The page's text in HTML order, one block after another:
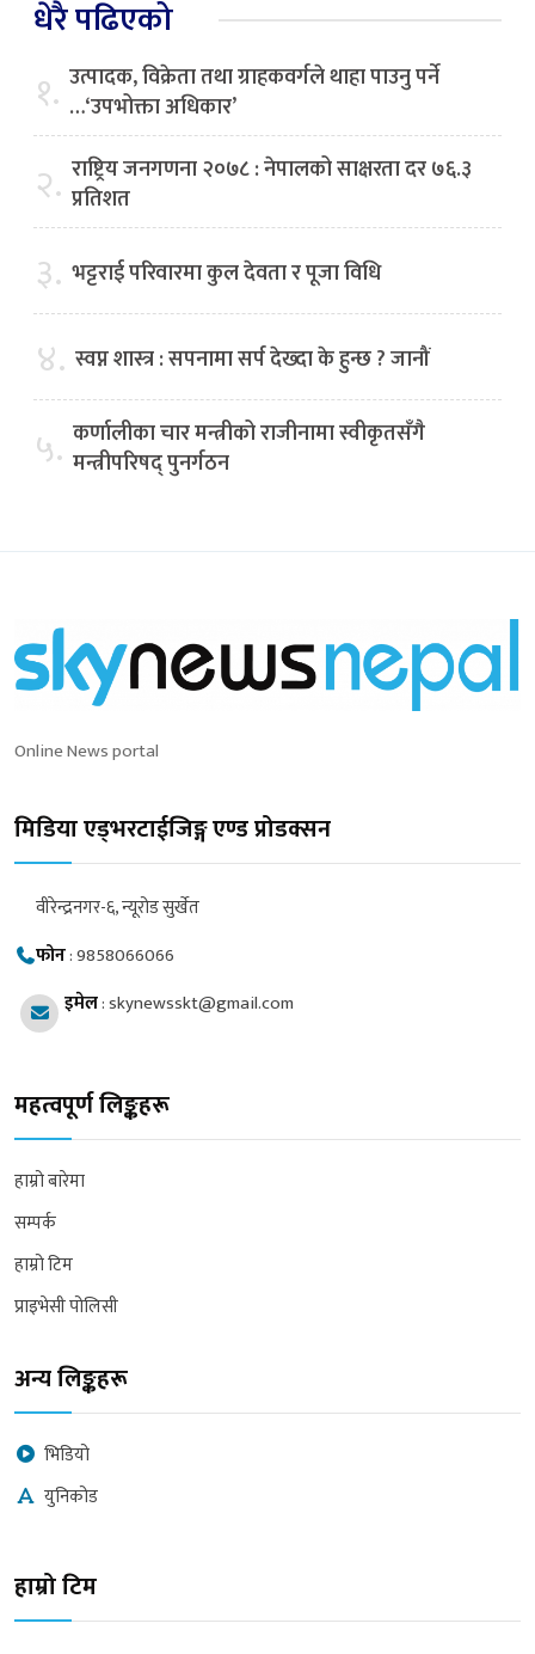
धेरै पढिएको
१. उत्पादक, विक्रेता तथा ग्राहकवर्गले थाहा पाउनु पर्ने
…‘उपभोक्ता अधिकार’
२. राष्ट्रिय जनगणना २०७८ : नेपालको साक्षरता दर ७६.३
प्रतिशत
३. भट्टराई परिवारमा कुल देवता र पूजा विधि
४. स्वप्न शास्त्र : सपनामा सर्प देख्दा के हुन्छ ? जानौं
५. कर्णालीका चार मन्त्रीको राजीनामा स्वीकृतसँगै
मन्त्रीपरिषद् पुनर्गठन
Online News portal
मिडिया एड्भरटाईजिङ्ग एण्ड प्रोडक्सन
वीरेन्द्रनगर-६, न्यूरोड सुर्खेत
फोन:9858066066
इमेल:skynewsskt@gmail.com
महत्वपूर्ण लिङ्कहरू
हाम्रो बारेमा
सम्पर्क
हाम्रो टिम
प्राइभेसी पोलिसी
अन्य लिङ्कहरू
भिडियो
युनिकोड
हाम्रो टिम